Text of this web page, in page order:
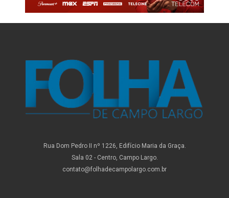
Rua Dom Pedro II nº 1226, Edifício Maria da Graça.
Sala 02 - Centro, Campo Largo.
contato@folhadecampolargo.com.br